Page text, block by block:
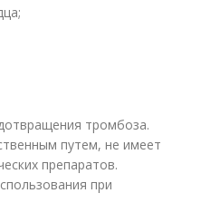
тромбоза.
путем, не имеет
препаратов.
при